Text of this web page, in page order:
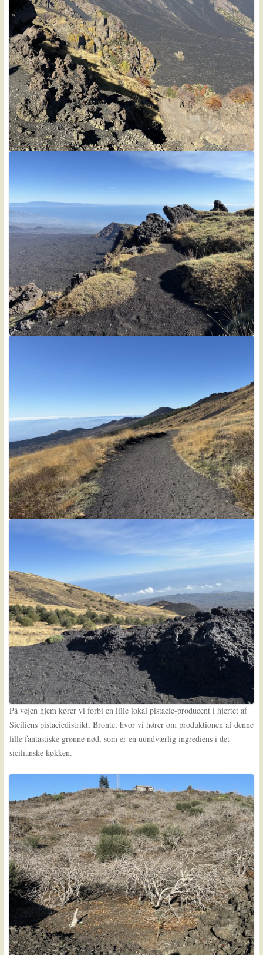
På vejen hjem kører vi forbi en lille lokal pistacie-producent i hjertet af
Siciliens pistaciedistrikt, Bronte, hvor vi hører om produktionen af denne
lille fantastiske grønne nød, som er en uundværlig ingrediens i det
sicilianske køkken.